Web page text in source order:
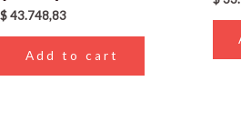
$43.748,83
Add to cart